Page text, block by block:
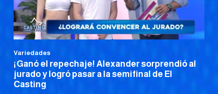
Variedades
¡Ganó el repechaje! Alexander sorprendió al
jurado y logró pasar a la semifinal de El
Casting